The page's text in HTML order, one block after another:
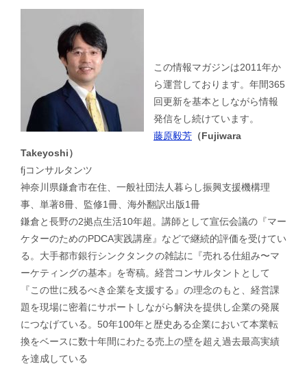
この情報マガジンは2011年か
ら運営しております。年間365
回更新を基本としながら情報
発信をし続けています。
藤原毅芳 （Fujiwara
Takeyoshi）
fjコンサルタンツ
神奈川県鎌倉市在住、一般社団法人暮らし振興支援機構理
事、単著8冊、監修1冊、海外翻訳出版1冊
鎌倉と長野の2拠点生活10年超。講師として宣伝会議の『マー
ケターのためのPDCA実践講座』などで継続的評価を受けてい
る。大手都市銀行シンクタンクの雑誌に『売れる仕組み〜マ
ーケティングの基本』を寄稿。経営コンサルタントとして
『この世に残るべき企業を支援する』の理念のもと、経営課
題を現場に密着にサポートしながら解決を提供し企業の発展
につなげている。50年100年と歴史ある企業において本業転
換をベースに数十年間にわたる売上の壁を超え過去最高実績
を達成している